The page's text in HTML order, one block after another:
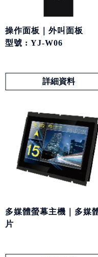
操作面板｜外叫面板
型號 : YJ-W06
詳細資料
多媒體螢幕主機｜多媒
片